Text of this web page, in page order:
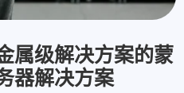
属级解决方案的蒙
器解决方案